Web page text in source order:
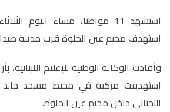
استشهد 11 مواطنا، مساء اليوم
استهدف مخيم عين الحلوة قرب مدينة
وأفادت الوكالة الوطنية للإعلام اللبنانية،
استهدفت مركبة في محيط مسجد خالد
التحتاني داخل مخيم عين الحلوة.